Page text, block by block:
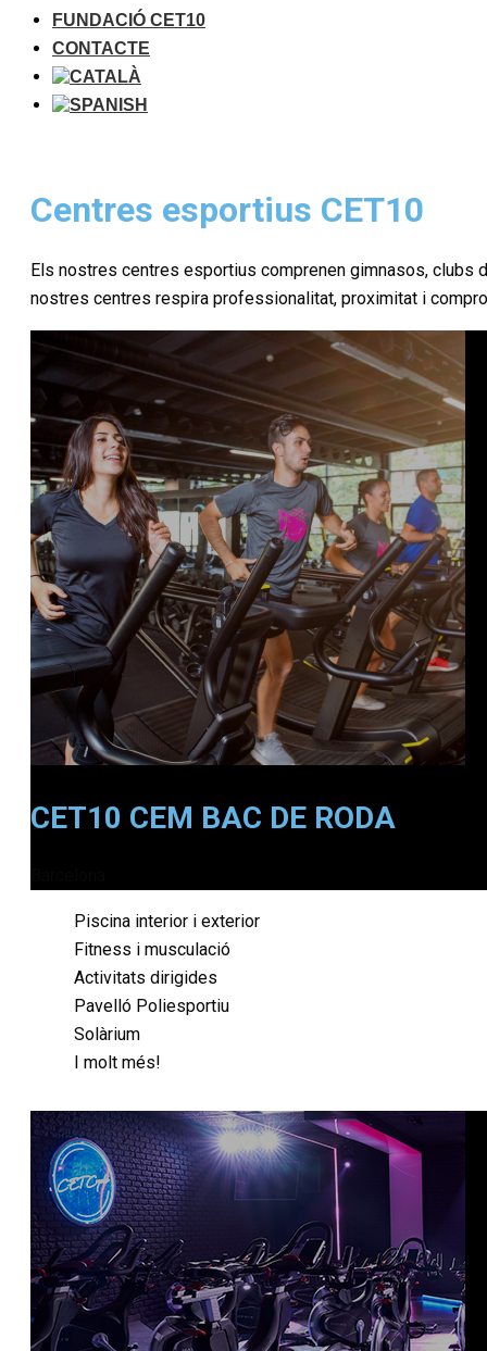
FUNDACIÓ CET10
CONTACTE
Centres esportius CET10
Els nostres centres esportius comprenen gimnasos, clubs
nostres centres respira professionalitat, proximitat i
CET10 CEM BAC DE RODA
Piscina interior i exterior
Fitness i musculació
Activitats dirigides
Pavelló Poliesportiu
Solàrium
I molt més!